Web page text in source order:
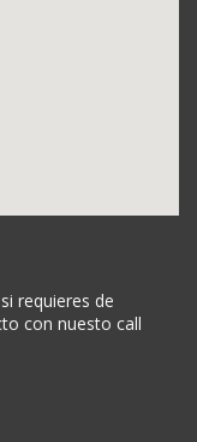
requieres de
con nuesto call